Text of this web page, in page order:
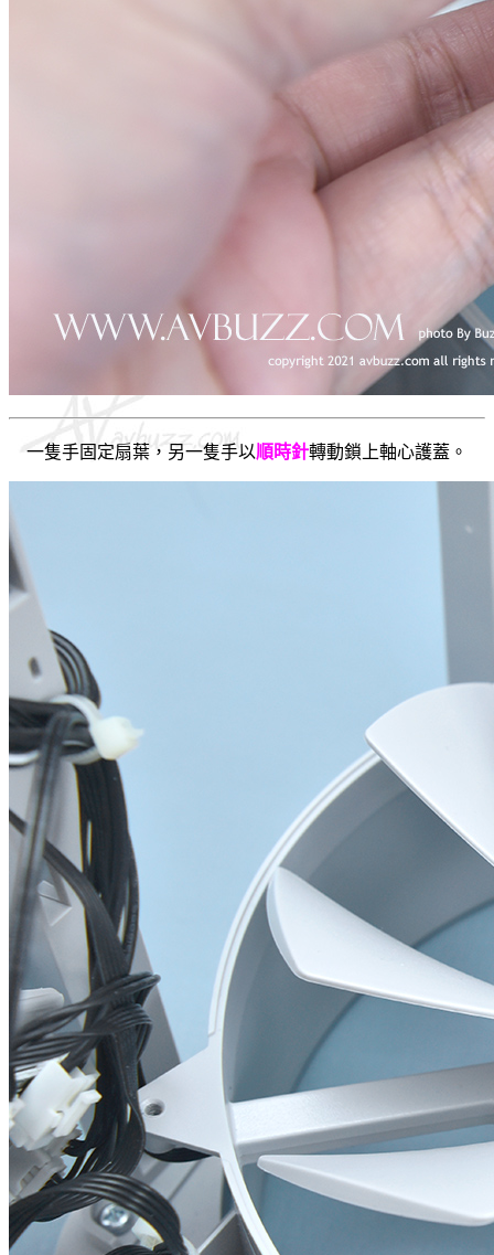
一隻手固定扇葉，另一隻手以順時針轉動鎖上軸心護蓋。